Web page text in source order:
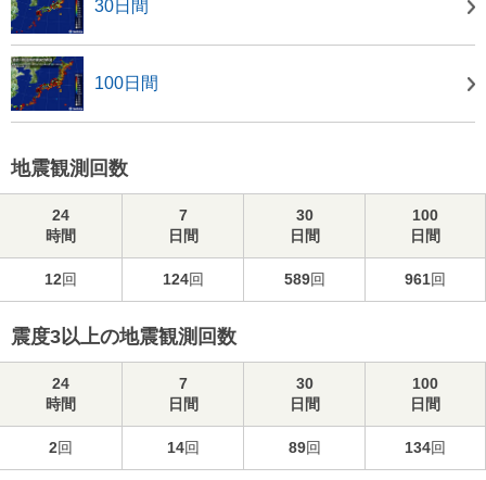
30日間
100日間
地震観測回数
24
時間
7
日間
30
日間
100
日間
12回 124回 589回 961回
震度3以上の地震観測回数
24
時間
7
日間
30
日間
100
日間
2回 14回 89回 134回